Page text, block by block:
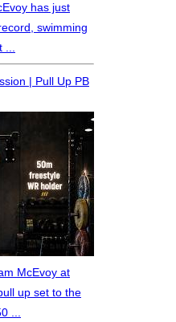
has just
swimming
| Pull Up PB
McEvoy at
up set to the
...